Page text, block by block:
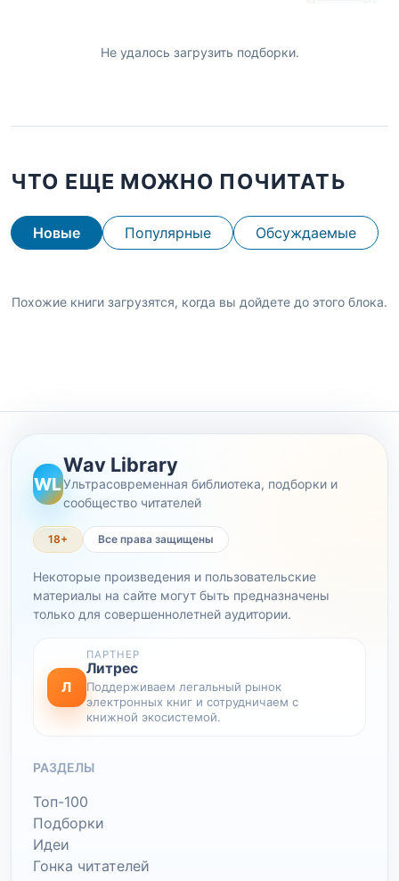
Не удалось загрузить подборки.
ЧТО ЕЩЕ МОЖНО ПОЧИТАТЬ
Новые Популярные Обсуждаемые
Похожие книги загрузятся, когда вы дойдете до этого блока.
WL
Wav Library
Ультрасовременная библиотека, подборки и
сообщество читателей
18+ Все права защищены
Некоторые произведения и пользовательские
материалы на сайте могут быть предназначены
только для совершеннолетней аудитории.
Л
ПАРТНЕР
Литрес
Поддерживаем легальный рынок
электронных книг и сотрудничаем с
книжной экосистемой.
РАЗДЕЛЫ
Топ-100
Подборки
Идеи
Гонка читателей